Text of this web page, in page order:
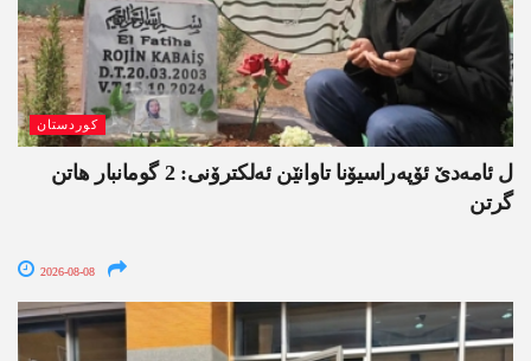
کوردستان
ل ئامەدێ ئۆپەراسیۆنا تاوانێن ئەلکترۆنی: 2 گومانبار ھاتن
گرتن
2026-08-08